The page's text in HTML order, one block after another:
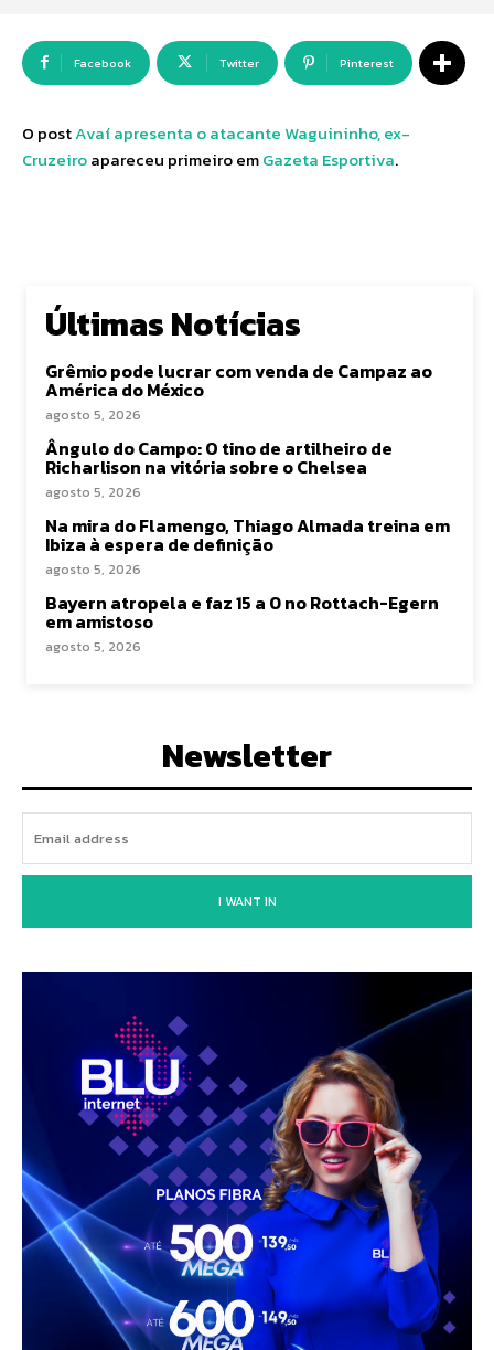
Facebook Twitter Pinterest
O postAvaí apresenta o atacante Waguininho, ex-
Cruzeiroapareceu primeiro emGazeta Esportiva.
Últimas Notícias
Grêmio pode lucrar com venda de Campaz ao
América do México
agosto 5, 2026
Ângulo do Campo: O tino de artilheiro de
Richarlison na vitória sobre o Chelsea
agosto 5, 2026
Na mira do Flamengo, Thiago Almada treina em
Ibiza à espera de definição
agosto 5, 2026
Bayern atropela e faz 15 a 0 no Rottach-Egern
em amistoso
agosto 5, 2026
Newsletter
I WANT IN